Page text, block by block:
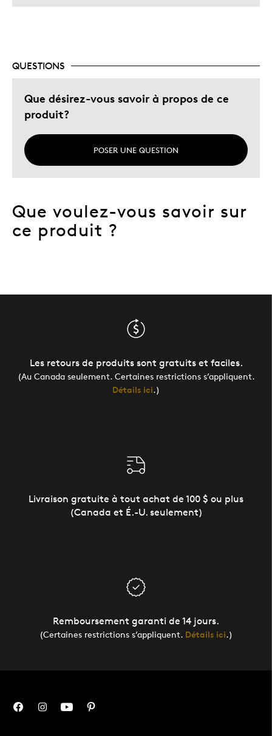
QUESTIONS
Que désirez-vous savoir à propos de ce
produit?
POSER UNE QUESTION
Que voulez-vous savoir sur
ce produit ?
Les retours de produits sont gratuits et faciles.
(Au Canada seulement. Certaines restrictions s’appliquent.
Détails ici.)
Livraison gratuite à tout achat de 100 $ ou plus
(Canada et É.-U. seulement)
Remboursement garanti de 14 jours.
(Certaines restrictions s’appliquent. Détails ici.)